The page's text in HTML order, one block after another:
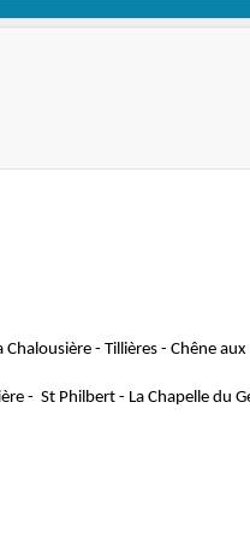
- Tillières - Chêne
- St Philbert - La Chapelle du